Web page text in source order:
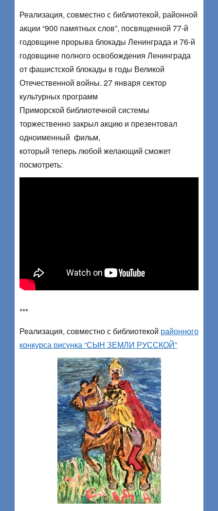
Реализация, совместно с библиотекой, районной
акции “900 памятных слов”, посвященной 77-й
годовщине прорыва блокады Ленинграда и 76-й
годовщине полного освобождения Ленинграда
от фашистской блокады в годы Великой
Отечественной войны. 27 января сектор
культурных программ
Приморской библиотечной системы
торжественно закрыл акцию и презентовал
одноименный фильм,
который теперь любой желающий сможет
посмотреть:
***
Реализация, совместно с библиотекой районного
конкурса рисунка “СЫН ЗЕМЛИ РУССКОЙ”